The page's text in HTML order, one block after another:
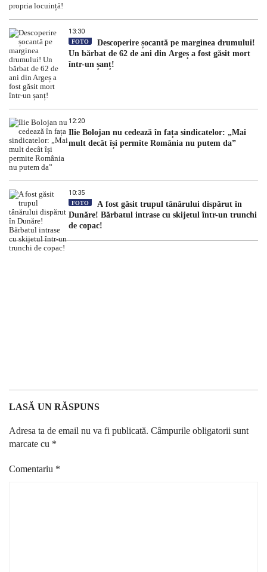
13:30
FOTO
Descoperire șocantă pe marginea drumului!
Un bărbat de 62 de ani din Argeș a fost găsit mort
într-un șanț!
12:20
Ilie Bolojan nu cedează în fața sindicatelor: „Mai
mult decât își permite România nu putem da”
10:35
FOTO
A fost găsit trupul tânărului dispărut în
Dunăre! Bărbatul intrase cu skijetul într-un trunchi
de copac!
LASĂ UN RĂSPUNS
Adresa ta de email nu va fi publicată. Câmpurile obligatorii sunt
marcate cu *
Comentariu *